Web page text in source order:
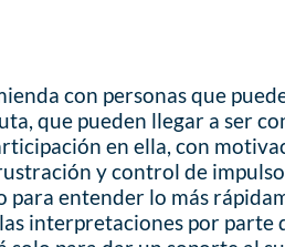
con personas que
que pueden llegar a ser
en ella, con
y control de
entender lo más
interpretaciones por parte